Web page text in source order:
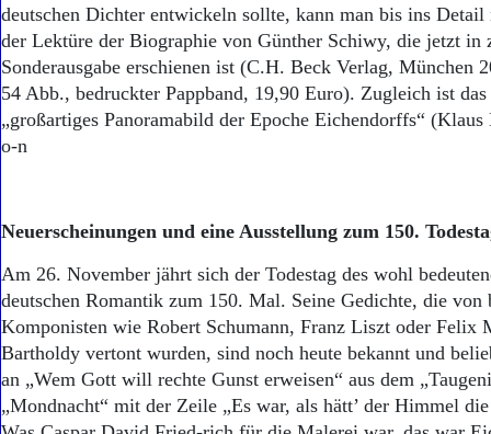
deutschen Dichter entwickeln sollte, kann man bis ins Detail
der Lektüre der Biographie von Günther Schiwy, die jetzt in
Sonderausgabe erschienen ist (C.H. Beck Verlag, München
54 Abb., bedruckter Pappband, 19,90 Euro). Zugleich ist
„großartiges Panoramabild der Epoche Eichendorffs“
o-n
Neuerscheinungen und eine Ausstellung zum 150.
Am 26. November jährt sich der Todestag des wohl
deutschen Romantik zum 150. Mal. Seine Gedichte, die von
Komponisten wie Robert Schumann, Franz Liszt oder Felix
Bartholdy vertont wurden, sind noch heute bekannt und
an „Wem Gott will rechte Gunst erweisen“ aus dem
„Mondnacht“ mit der Zeile „Es war, als hätt’ der Himmel